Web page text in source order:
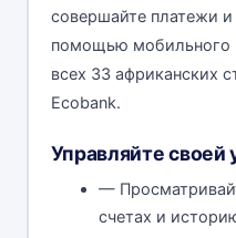
совершайте платежи
помощью мобильного
всех 33 африканских
Ecobank.
Управляйте своей
—
счетах и